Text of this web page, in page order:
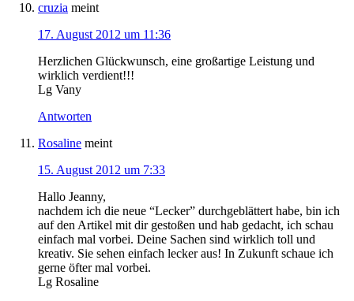
cruzia meint
17. August 2012 um 11:36
Herzlichen Glückwunsch, eine großartige Leistung und
wirklich verdient!!!
Lg Vany
Antworten
Rosaline meint
15. August 2012 um 7:33
Hallo Jeanny,
nachdem ich die neue “Lecker” durchgeblättert habe, bin ich
auf den Artikel mit dir gestoßen und hab gedacht, ich schau
einfach mal vorbei. Deine Sachen sind wirklich toll und
kreativ. Sie sehen einfach lecker aus! In Zukunft schaue ich
gerne öfter mal vorbei.
Lg Rosaline